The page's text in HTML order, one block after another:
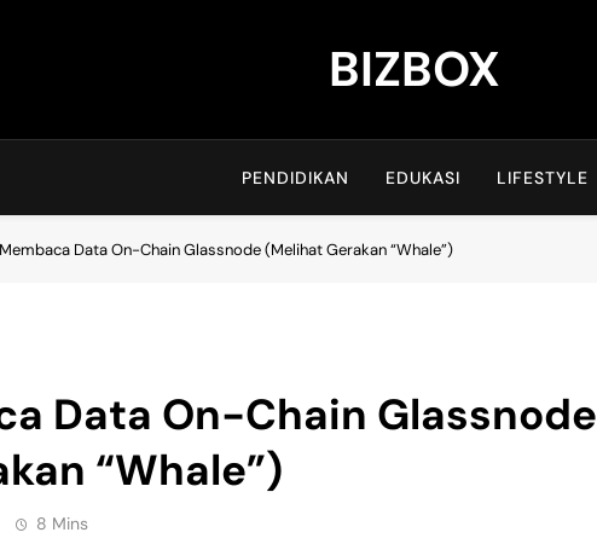
BIZBOX
PENDIDIKAN EDUKASI LIFESTYLE
Data On-Chain Glassnode (Melihat Gerakan “Whale”)
Data On-Chain Glassnode
“Whale”)
8 Mins